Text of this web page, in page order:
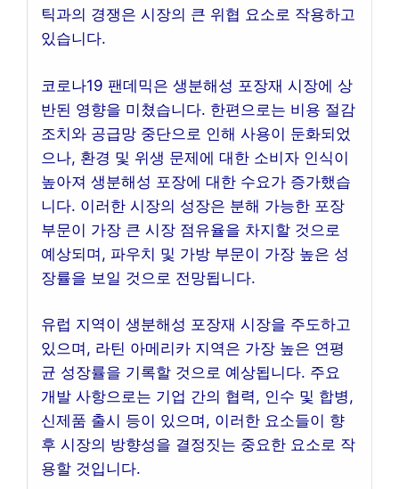
틱과의 경쟁은 시장의 큰 위협 요소로 작용하고
있습니다.
코로나19 팬데믹은 생분해성 포장재 시장에 상
반된 영향을 미쳤습니다. 한편으로는 비용 절감
조치와 공급망 중단으로 인해 사용이 둔화되었
으나, 환경 및 위생 문제에 대한 소비자 인식이
높아져 생분해성 포장에 대한 수요가 증가했습
니다. 이러한 시장의 성장은 분해 가능한 포장
부문이 가장 큰 시장 점유율을 차지할 것으로
예상되며, 파우치 및 가방 부문이 가장 높은 성
장률을 보일 것으로 전망됩니다.
유럽 지역이 생분해성 포장재 시장을 주도하고
있으며, 라틴 아메리카 지역은 가장 높은 연평
균 성장률을 기록할 것으로 예상됩니다. 주요
개발 사항으로는 기업 간의 협력, 인수 및 합병,
신제품 출시 등이 있으며, 이러한 요소들이 향
후 시장의 방향성을 결정짓는 중요한 요소로 작
용할 것입니다.